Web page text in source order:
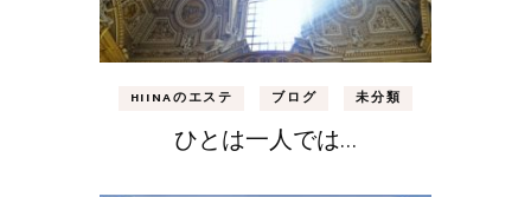
HIINAのエステ ブログ 未分類
ひとは一人では…